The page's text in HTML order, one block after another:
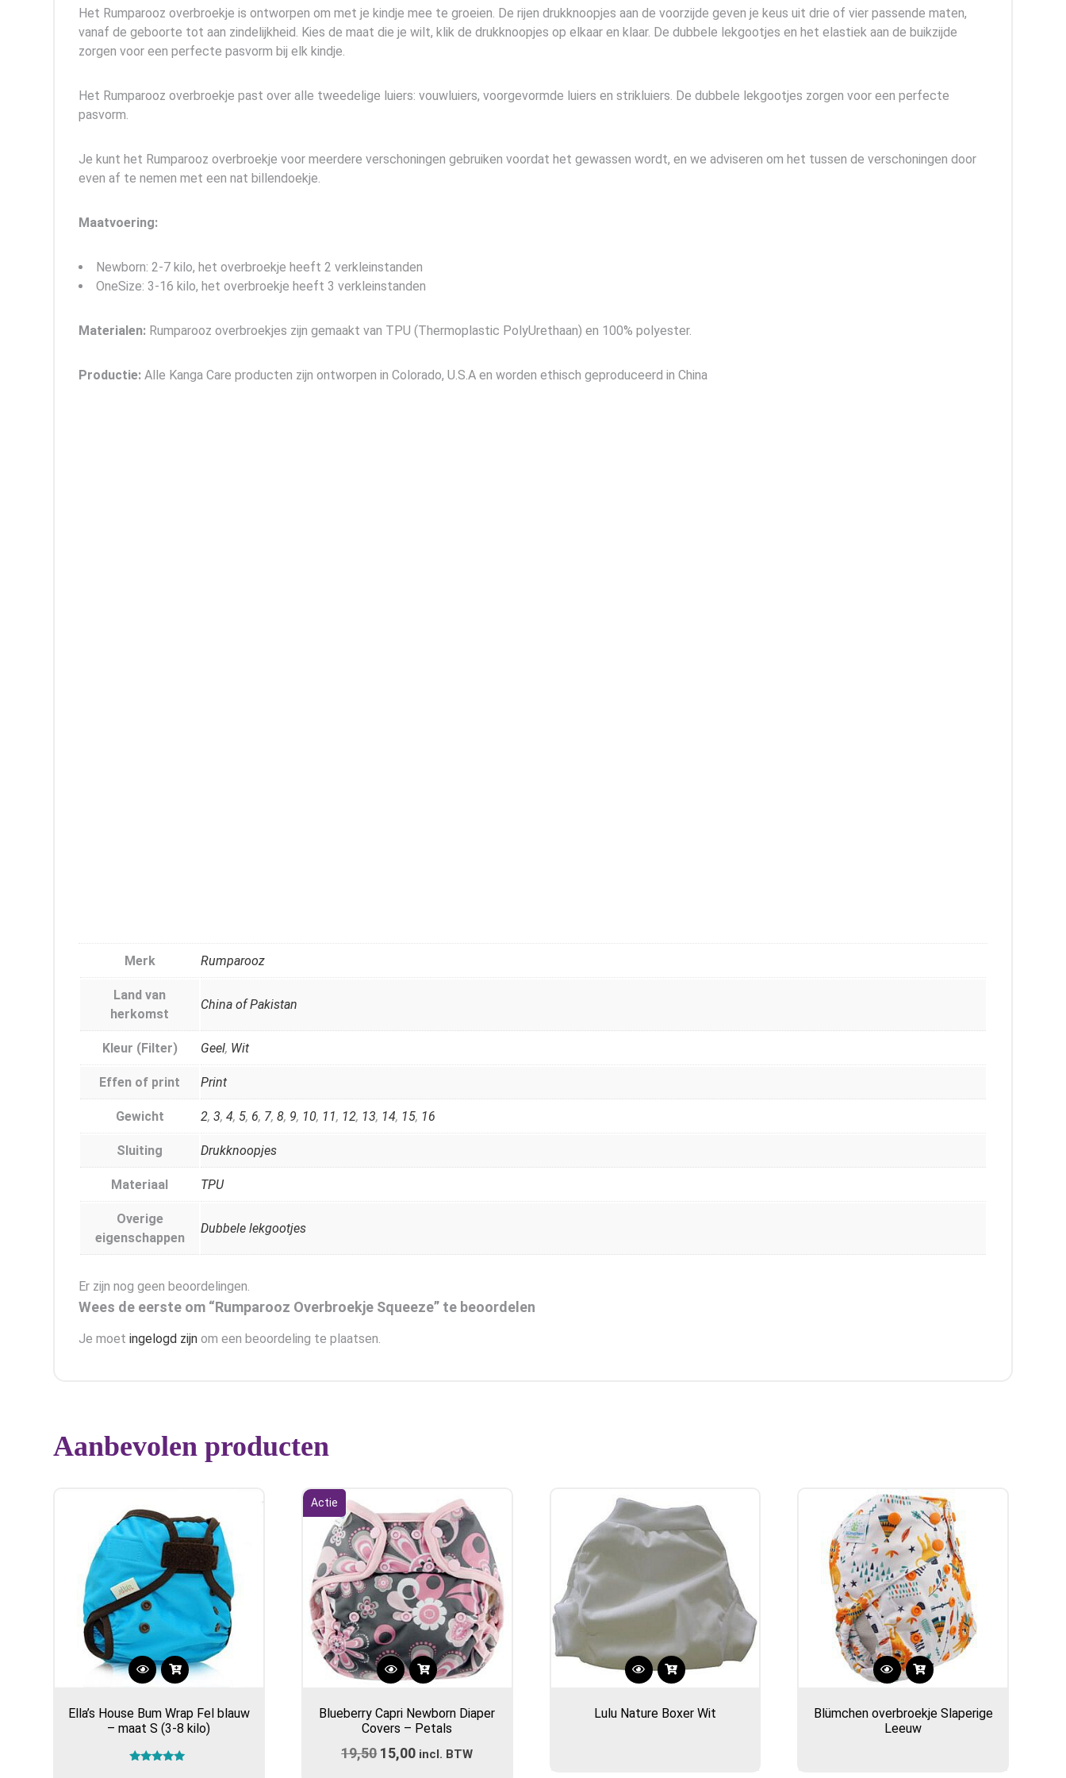
Het Rumparooz overbroekje is ontworpen om met je kindje mee te groeien. De rijen drukknoopjes aan de voorzijde geven je keus uit drie of vier passende maten,
vanaf de geboorte tot aan zindelijkheid. Kies de maat die je wilt, klik de drukknoopjes op elkaar en klaar. De dubbele lekgootjes en het elastiek aan de buikzijde
zorgen voor een perfecte pasvorm bij elk kindje.
Het Rumparooz overbroekje past over alle tweedelige luiers: vouwluiers, voorgevormde luiers en strikluiers. De dubbele lekgootjes zorgen voor een perfecte
pasvorm.
Je kunt het Rumparooz overbroekje voor meerdere verschoningen gebruiken voordat het gewassen wordt, en we adviseren om het tussen de verschoningen door
even af te nemen met een nat billendoekje.
Maatvoering:
Newborn: 2-7 kilo, het overbroekje heeft 2 verkleinstanden
OneSize: 3-16 kilo, het overbroekje heeft 3 verkleinstanden
Materialen: Rumparooz overbroekjes zijn gemaakt van TPU (Thermoplastic PolyUrethaan) en 100% polyester.
Productie: Alle Kanga Care producten zijn ontworpen in Colorado, U.S.A en worden ethisch geproduceerd in China
Merk Rumparooz
Land van
herkomst
China of Pakistan
Kleur (Filter) Geel, Wit
Effen of print Print
Gewicht 2, 3, 4, 5, 6, 7, 8, 9, 10, 11, 12, 13, 14, 15, 16
Sluiting Drukknoopjes
Materiaal TPU
Overige
eigenschappen
Dubbele lekgootjes
Er zijn nog geen beoordelingen.
Wees de eerste om “Rumparooz Overbroekje Squeeze” te beoordelen
Je moet ingelogd zijn om een beoordeling te plaatsen.
Aanbevolen producten
Ella’s House Bum Wrap Fel blauw
– maat S (3-8 kilo)
Actie
Blueberry Capri Newborn Diaper
Covers – Petals
19,50 Oorspronkelijke
15,00 Huidige
incl. BTW
Lulu Nature Boxer Wit
Blümchen overbroekje Slaperige
Leeuw